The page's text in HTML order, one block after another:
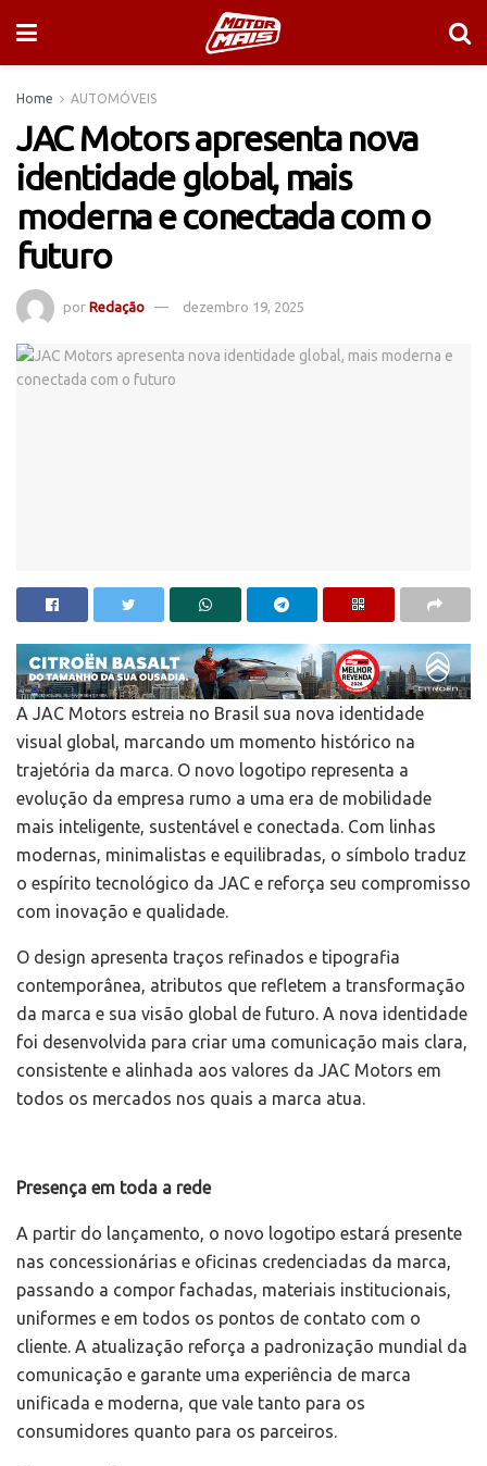
Home AUTOMÓVEIS
JAC Motors apresenta nova
identidade global, mais
moderna e conectada com o
futuro
por Redação dezembro 19, 2025
A JAC Motors estreia no Brasil sua nova identidade
visual global, marcando um momento histórico na
trajetória da marca. O novo logotipo representa a
evolução da empresa rumo a uma era de mobilidade
mais inteligente, sustentável e conectada. Com linhas
modernas, minimalistas e equilibradas, o símbolo traduz
o espírito tecnológico da JAC e reforça seu compromisso
com inovação e qualidade.
O design apresenta traços refinados e tipografia
contemporânea, atributos que refletem a transformação
da marca e sua visão global de futuro. A nova identidade
foi desenvolvida para criar uma comunicação mais clara,
consistente e alinhada aos valores da JAC Motors em
todos os mercados nos quais a marca atua.
Presença em toda a rede
A partir do lançamento, o novo logotipo estará presente
nas concessionárias e oficinas credenciadas da marca,
passando a compor fachadas, materiais institucionais,
uniformes e em todos os pontos de contato com o
cliente. A atualização reforça a padronização mundial da
comunicação e garante uma experiência de marca
unificada e moderna, que vale tanto para os
consumidores quanto para os parceiros.